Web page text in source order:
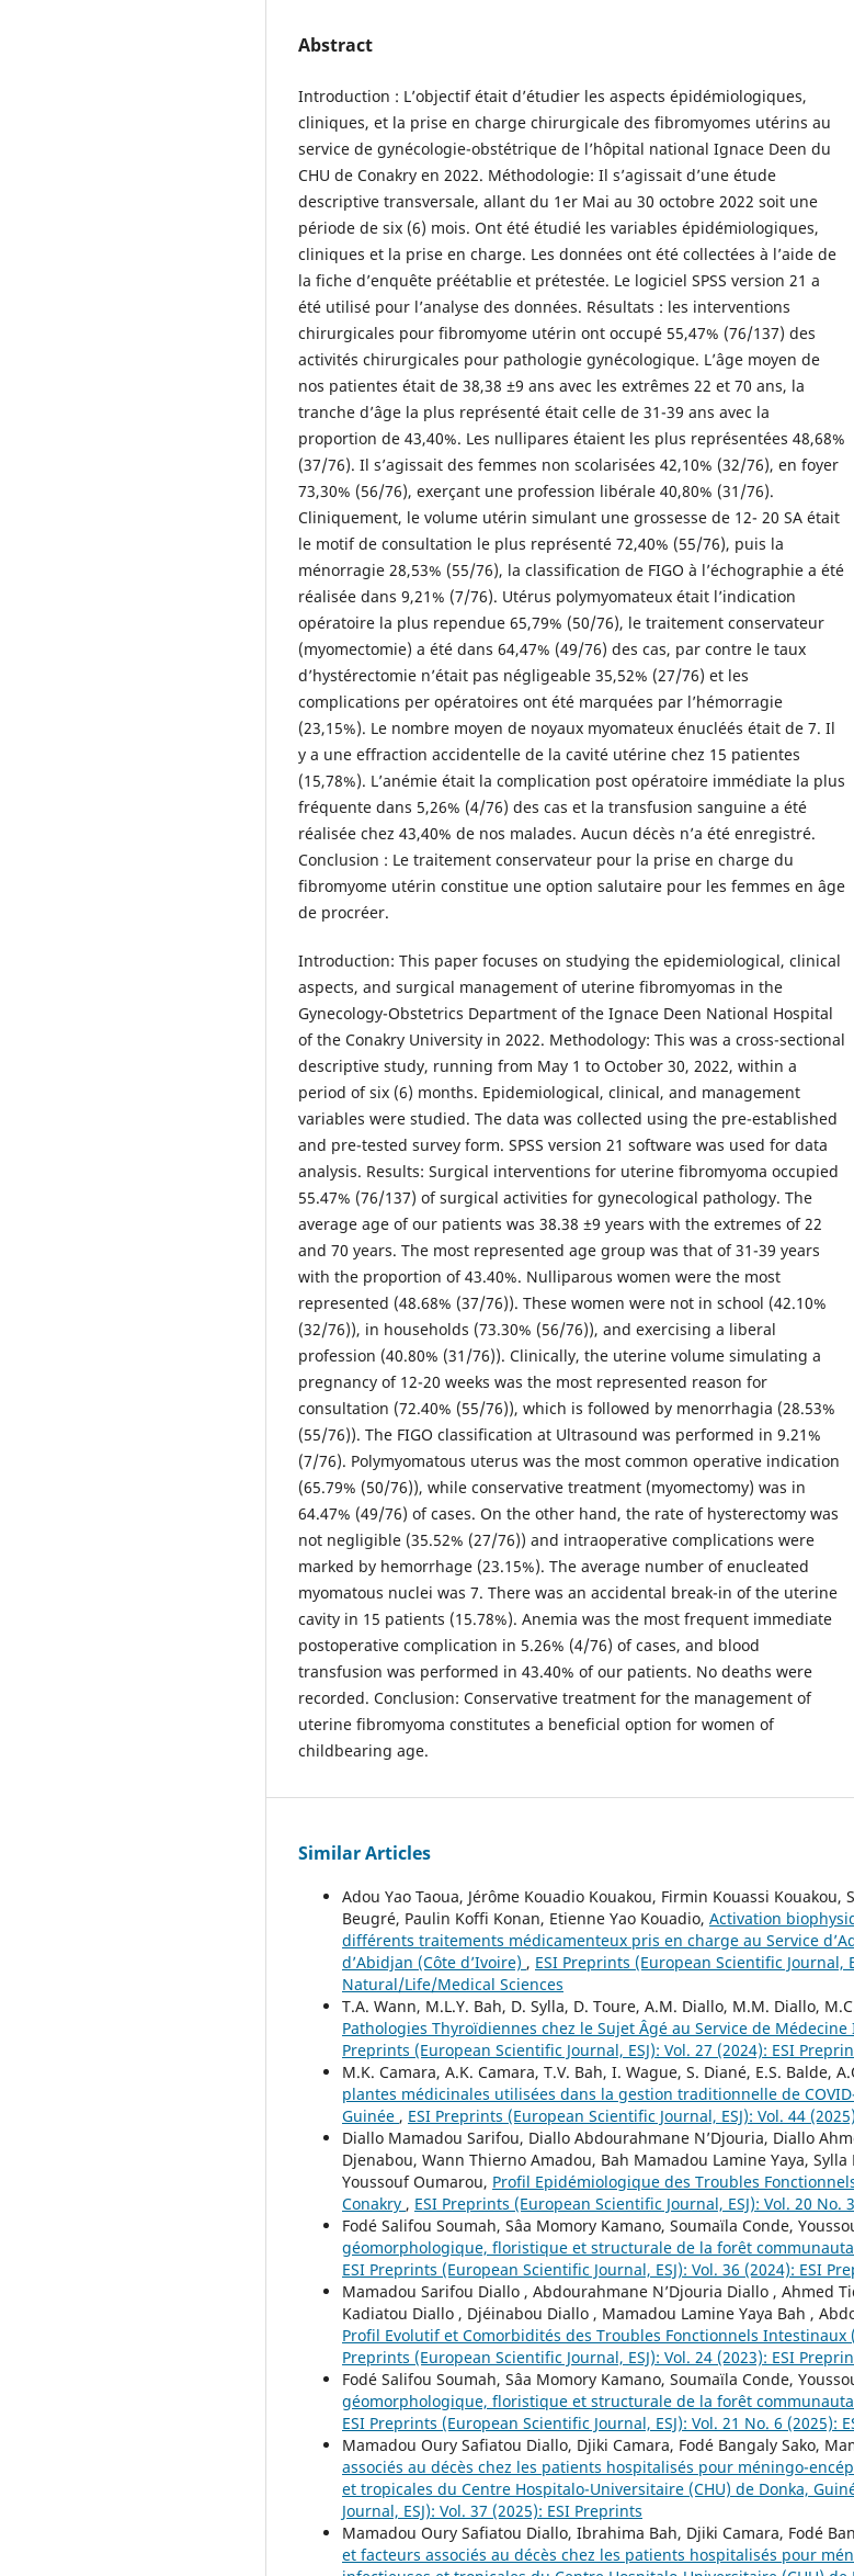
Abstract
Introduction : L’objectif était d’étudier les aspects épidémiologiques,
cliniques, et la prise en charge chirurgicale des fibromyomes utérins au
service de gynécologie-obstétrique de l’hôpital national Ignace Deen du
CHU de Conakry en 2022. Méthodologie: Il s’agissait d’une étude
descriptive transversale, allant du 1er Mai au 30 octobre 2022 soit une
période de six (6) mois. Ont été étudié les variables épidémiologiques,
cliniques et la prise en charge. Les données ont été collectées à l’aide de
la fiche d’enquête préétablie et prétestée. Le logiciel SPSS version 21 a
été utilisé pour l’analyse des données. Résultats : les interventions
chirurgicales pour fibromyome utérin ont occupé 55,47% (76/137) des
activités chirurgicales pour pathologie gynécologique. L’âge moyen de
nos patientes était de 38,38 ±9 ans avec les extrêmes 22 et 70 ans, la
tranche d’âge la plus représenté était celle de 31-39 ans avec la
proportion de 43,40%. Les nullipares étaient les plus représentées 48,68%
(37/76). Il s’agissait des femmes non scolarisées 42,10% (32/76), en foyer
73,30% (56/76), exerçant une profession libérale 40,80% (31/76).
Cliniquement, le volume utérin simulant une grossesse de 12- 20 SA était
le motif de consultation le plus représenté 72,40% (55/76), puis la
ménorragie 28,53% (55/76), la classification de FIGO à l’échographie a été
réalisée dans 9,21% (7/76). Utérus polymyomateux était l’indication
opératoire la plus rependue 65,79% (50/76), le traitement conservateur
(myomectomie) a été dans 64,47% (49/76) des cas, par contre le taux
d’hystérectomie n’était pas négligeable 35,52% (27/76) et les
complications per opératoires ont été marquées par l’hémorragie
(23,15%). Le nombre moyen de noyaux myomateux énucléés était de 7. Il
y a une effraction accidentelle de la cavité utérine chez 15 patientes
(15,78%). L’anémie était la complication post opératoire immédiate la plus
fréquente dans 5,26% (4/76) des cas et la transfusion sanguine a été
réalisée chez 43,40% de nos malades. Aucun décès n’a été enregistré.
Conclusion : Le traitement conservateur pour la prise en charge du
fibromyome utérin constitue une option salutaire pour les femmes en âge
de procréer.
Introduction: This paper focuses on studying the epidemiological, clinical
aspects, and surgical management of uterine fibromyomas in the
Gynecology-Obstetrics Department of the Ignace Deen National Hospital
of the Conakry University in 2022. Methodology: This was a cross-sectional
descriptive study, running from May 1 to October 30, 2022, within a
period of six (6) months. Epidemiological, clinical, and management
variables were studied. The data was collected using the pre-established
and pre-tested survey form. SPSS version 21 software was used for data
analysis. Results: Surgical interventions for uterine fibromyoma occupied
55.47% (76/137) of surgical activities for gynecological pathology. The
average age of our patients was 38.38 ±9 years with the extremes of 22
and 70 years. The most represented age group was that of 31-39 years
with the proportion of 43.40%. Nulliparous women were the most
represented (48.68% (37/76)). These women were not in school (42.10%
(32/76)), in households (73.30% (56/76)), and exercising a liberal
profession (40.80% (31/76)). Clinically, the uterine volume simulating a
pregnancy of 12-20 weeks was the most represented reason for
consultation (72.40% (55/76)), which is followed by menorrhagia (28.53%
(55/76)). The FIGO classification at Ultrasound was performed in 9.21%
(7/76). Polymyomatous uterus was the most common operative indication
(65.79% (50/76)), while conservative treatment (myomectomy) was in
64.47% (49/76) of cases. On the other hand, the rate of hysterectomy was
not negligible (35.52% (27/76)) and intraoperative complications were
marked by hemorrhage (23.15%). The average number of enucleated
myomatous nuclei was 7. There was an accidental break-in of the uterine
cavity in 15 patients (15.78%). Anemia was the most frequent immediate
postoperative complication in 5.26% (4/76) of cases, and blood
transfusion was performed in 43.40% of our patients. No deaths were
recorded. Conclusion: Conservative treatment for the management of
uterine fibromyoma constitutes a beneficial option for women of
childbearing age.
Similar Articles
Adou Yao Taoua, Jérôme Kouadio Kouakou, Firmin Kouassi Kouakou,
Beugré, Paulin Koffi Konan, Etienne Yao Kouadio, Activation
différents traitements médicamenteux pris en charge au Service
d’Abidjan (Côte d’Ivoire) , ESI Preprints (European Scientific Journal,
Natural/Life/Medical Sciences
T.A. Wann, M.L.Y. Bah, D. Sylla, D. Toure, A.M. Diallo, M.M. Diallo,
Pathologies Thyroïdiennes chez le Sujet Âgé au Service de
Preprints (European Scientific Journal, ESJ): Vol. 27 (2024): ESI
M.K. Camara, A.K. Camara, T.V. Bah, I. Wague, S. Diané, E.S. Balde,
plantes médicinales utilisées dans la gestion traditionnelle de
Guinée , ESI Preprints (European Scientific Journal, ESJ): Vol. 44
Diallo Mamadou Sarifou, Diallo Abdourahmane N’Djouria, Diallo
Djenabou, Wann Thierno Amadou, Bah Mamadou Lamine Yaya,
Youssouf Oumarou, Profil Epidémiologique des Troubles
Conakry , ESI Preprints (European Scientific Journal, ESJ): Vol. 20
Fodé Salifou Soumah, Sâa Momory Kamano, Soumaïla Conde,
géomorphologique, floristique et structurale de la forêt
ESI Preprints (European Scientific Journal, ESJ): Vol. 36 (2024): ESI
Mamadou Sarifou Diallo , Abdourahmane N’Djouria Diallo , Ahmed
Kadiatou Diallo , Djéinabou Diallo , Mamadou Lamine Yaya Bah ,
Profil Evolutif et Comorbidités des Troubles Fonctionnels Intestinaux
Preprints (European Scientific Journal, ESJ): Vol. 24 (2023): ESI
Fodé Salifou Soumah, Sâa Momory Kamano, Soumaïla Conde,
géomorphologique, floristique et structurale de la forêt
ESI Preprints (European Scientific Journal, ESJ): Vol. 21 No. 6 (2025):
Mamadou Oury Safiatou Diallo, Djiki Camara, Fodé Bangaly Sako,
associés au décès chez les patients hospitalisés pour méningo-
et tropicales du Centre Hospitalo-Universitaire (CHU) de Donka,
Journal, ESJ): Vol. 37 (2025): ESI Preprints
Mamadou Oury Safiatou Diallo, Ibrahima Bah, Djiki Camara, Fodé
et facteurs associés au décès chez les patients hospitalisés pour